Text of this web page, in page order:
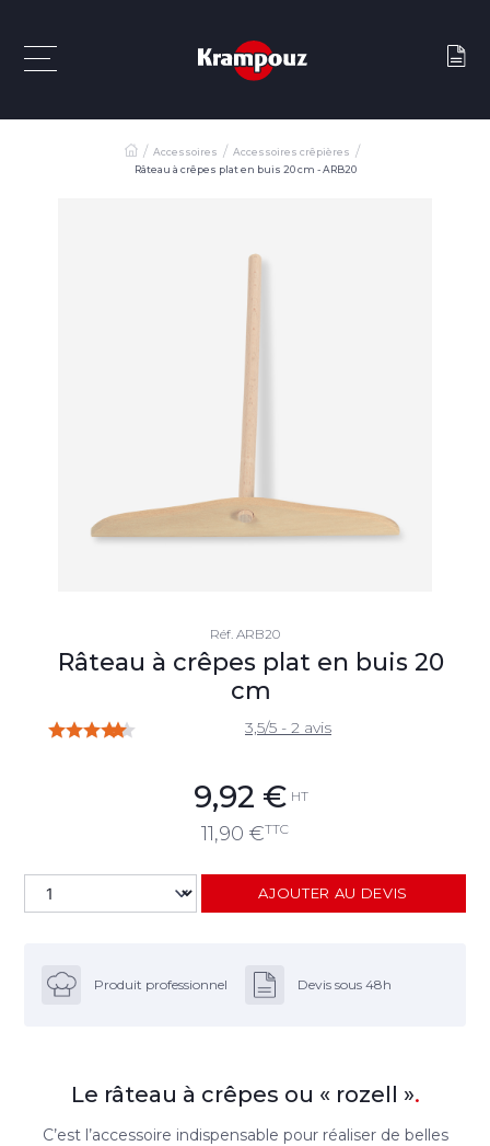
Accessoires
Accessoires crêpières
Râteau à crêpes plat en buis 20 cm - ARB20
Réf. ARB20
Râteau à crêpes plat en buis 20
cm
3,5/5 - 2 avis
9,92 € HT
11,90 €TTC
AJOUTER AU DEVIS
Produit professionnel Devis sous 48h
Le râteau à crêpes ou « rozell ».
C’est l’accessoire indispensable pour réaliser de belles